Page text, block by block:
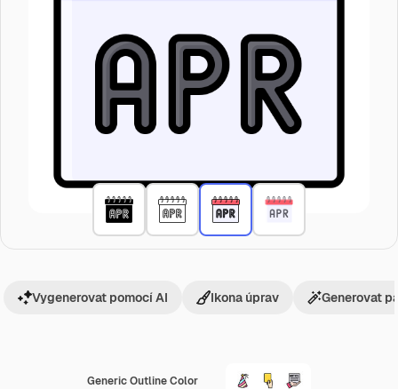
Generic Outline Color
Vygenerovat pomocí AI Ikona úprav Generovat